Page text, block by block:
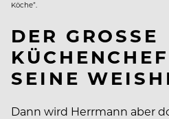
Köche“.
DER GROSSE K
ÜCHENCHEF
EINE
Dann wird Herrmann aber